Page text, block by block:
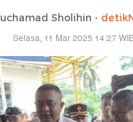
Sholihin -
Selasa, 11 Mar 2025 14:27